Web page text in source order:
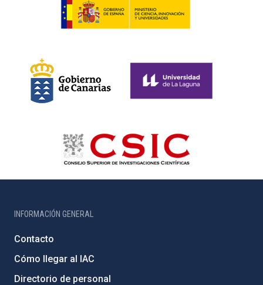
INFORMACIÓN GENERAL
Contacto
Cómo llegar al IAC
Directorio de personal